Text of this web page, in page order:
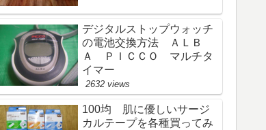
デジタルストップウォッチ
の電池交換方法 ＡＬＢ
Ａ ＰＩＣＣＯ マルチタ
イマー
2632 views
100均 肌に優しいサージ
カルテープを各種買ってみ